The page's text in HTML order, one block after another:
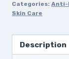
Categories: Anti-
Skin Care
Description